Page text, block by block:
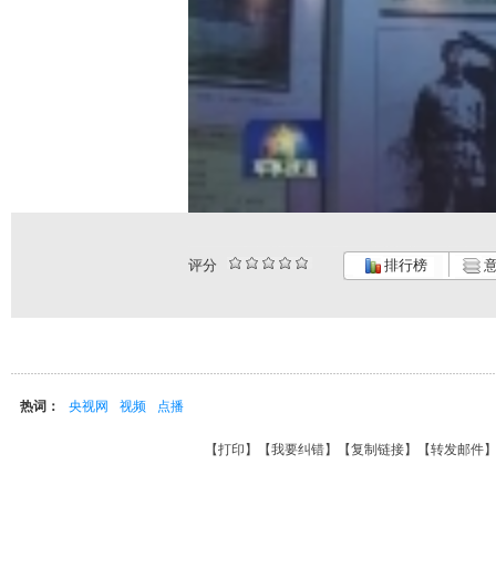
评分 排行榜
热词： 央视网 视频 点播
【打印 】【我要纠错】【复制链接】【转发邮件